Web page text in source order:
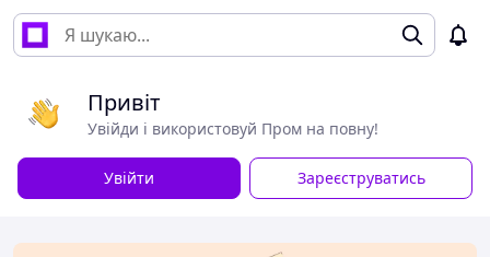
Привіт
Увійди і використовуй Пром на повну!
Увійти Зареєструватись